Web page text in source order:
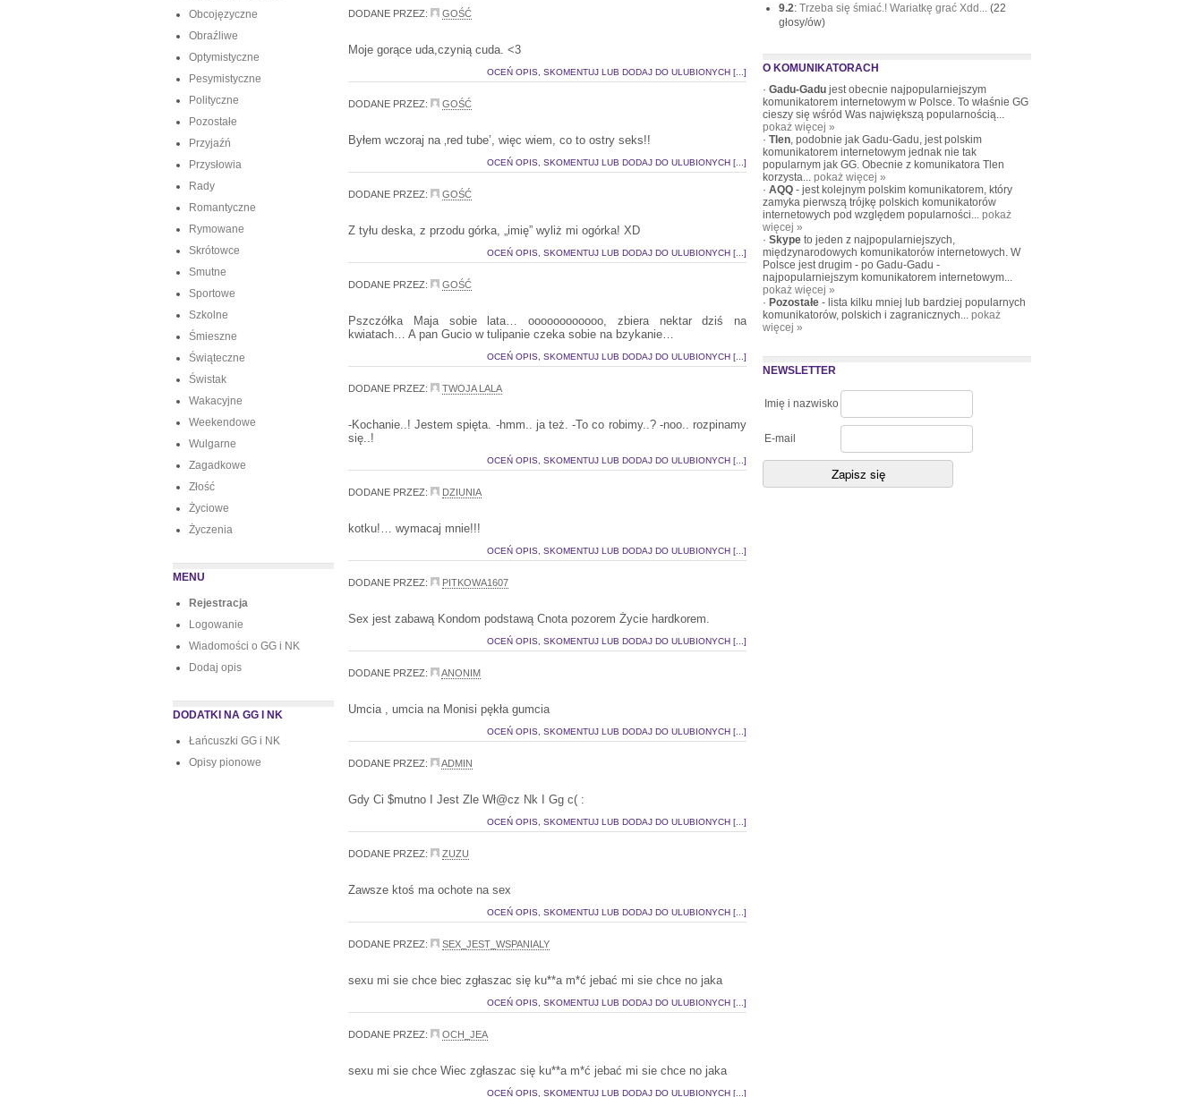
Obcojęzyczne
Obraźliwe
Optymistyczne
Pesymistyczne
Polityczne
Pozostałe
Przyjaźń
Przysłowia
Rady
Romantyczne
Rymowane
Skrótowce
Smutne
Sportowe
Szkolne
Śmieszne
Świąteczne
Świstak
Wakacyjne
Weekendowe
Wulgarne
Zagadkowe
Złość
Życiowe
Życzenia
MENU
Rejestracja
Logowanie
Wiadomości o GG i NK
Dodaj opis
DODATKI NA GG I NK
Łańcuszki GG i NK
Opisy pionowe
DODANE PRZEZ: GOŚĆ
Moje gorące uda,czynią cuda. <3
OCEŃ OPIS, SKOMENTUJ LUB DODAJ DO ULUBIONYCH [...]
DODANE PRZEZ: GOŚĆ
Byłem wczoraj na ‚red tube’, więc wiem, co to ostry seks!!
OCEŃ OPIS, SKOMENTUJ LUB DODAJ DO ULUBIONYCH [...]
DODANE PRZEZ: GOŚĆ
Z tyłu deska, z przodu górka, „imię” wyliż mi ogórka! XD
OCEŃ OPIS, SKOMENTUJ LUB DODAJ DO ULUBIONYCH [...]
DODANE PRZEZ: GOŚĆ
Pszczółka Maja sobie lata… oooooooooooo, zbiera nektar dziś na
kwiatach… A pan Gucio w tulipanie czeka sobie na bzykanie…
OCEŃ OPIS, SKOMENTUJ LUB DODAJ DO ULUBIONYCH [...]
DODANE PRZEZ: TWOJA LALA
-Kochanie..! Jestem spięta. -hmm.. ja też. -To co robimy..? -noo.. rozpinamy
się..!
OCEŃ OPIS, SKOMENTUJ LUB DODAJ DO ULUBIONYCH [...]
DODANE PRZEZ: DZIUNIA
kotku!… wymacaj mnie!!!
OCEŃ OPIS, SKOMENTUJ LUB DODAJ DO ULUBIONYCH [...]
DODANE PRZEZ: PITKOWA1607
Sex jest zabawą Kondom podstawą Cnota pozorem Życie hardkorem.
OCEŃ OPIS, SKOMENTUJ LUB DODAJ DO ULUBIONYCH [...]
DODANE PRZEZ: ANONIM
Umcia , umcia na Monisi pękła gumcia
OCEŃ OPIS, SKOMENTUJ LUB DODAJ DO ULUBIONYCH [...]
DODANE PRZEZ: ADMIN
Gdy Ci $mutno I Jest Zle Wł@cz Nk I Gg c( :
OCEŃ OPIS, SKOMENTUJ LUB DODAJ DO ULUBIONYCH [...]
DODANE PRZEZ: ZUZU
Zawsze ktoś ma ochote na sex
OCEŃ OPIS, SKOMENTUJ LUB DODAJ DO ULUBIONYCH [...]
DODANE PRZEZ: SEX_JEST_WSPANIALY
sexu mi sie chce biec zgłaszac się ku**a m*ć jebać mi sie chce no jaka
OCEŃ OPIS, SKOMENTUJ LUB DODAJ DO ULUBIONYCH [...]
DODANE PRZEZ: OCH_JEA
sexu mi sie chce Wiec zgłaszac się ku**a m*ć jebać mi sie chce no jaka
OCEŃ OPIS, SKOMENTUJ LUB DODAJ DO ULUBIONYCH [...]
9.2: Trzeba się śmiać.! Wariatkę grać Xdd... (22
głosy/ów)
O KOMUNIKATORACH
· Gadu-Gadu jest obecnie najpopularniejszym
komunikatorem internetowym w Polsce. To właśnie GG
cieszy się wśród Was największą popularnością...
pokaż więcej »
· Tlen, podobnie jak Gadu-Gadu, jest polskim
komunikatorem internetowym jednak nie tak
popularnym jak GG. Obecnie z komunikatora Tlen
korzysta... pokaż więcej »
· AQQ - jest kolejnym polskim komunikatorem, który
zamyka pierwszą trójkę polskich komunikatorów
internetowych pod względem popularności... pokaż
więcej »
· Skype to jeden z najpopularniejszych,
międzynarodowych komunikatorów internetowych. W
Polsce jest drugim - po Gadu-Gadu -
najpopularniejszym komunikatorem internetowym...
pokaż więcej »
· Pozostałe - lista kilku mniej lub bardziej popularnych
komunikatorów, polskich i zagranicznych... pokaż
więcej »
NEWSLETTER
Imię i nazwisko
E-mail